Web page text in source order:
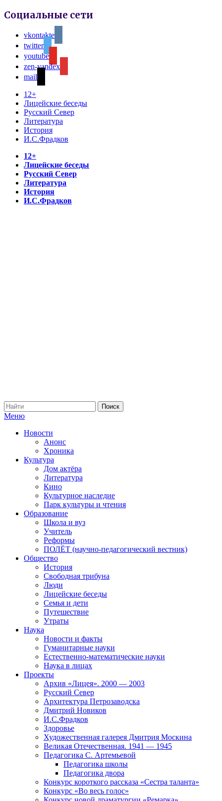
Социальные сети
vkontakte
twitter
youtube
zen-yandex
mail
12+
Лицейские беседы
Русский Север
Литература
История
И.С.Фрадков
12+
Лицейские беседы
Русский Север
Литература
История
И.С.Фрадков
Меню
Новости
Анонс
Хроника
Культура
Дом актёра
Литература
Кино
Культурное наследие
Парк культуры и чтения
Образование
Школа и вуз
Учитель
Реформы
ПОЛЁТ (научно-педагогический вестник)
Общество
История
Свободная трибуна
Люди
Лицейские беседы
Семья и дети
Путешествие
Утраты
Наука
Новости и факты
Гуманитарные науки
Естественно-математические науки
Наука в лицах
Проекты
Архив «Лицея». 2000 — 2003
Русский Север
Архитектура Петрозаводска
Дмитрий Новиков
И.С.Фрадков
Здоровье
Художественная галерея Дмитрия Москина
Великая Отечественная. 1941 — 1945
Педагогика С. Артемьевой
Педагогика школы
Педагогика двора
Конкурс короткого рассказа «Сестра таланта»
Конкурс «Во весь голос»